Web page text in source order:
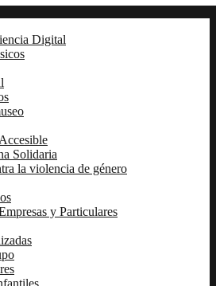
Digital
Solidaria
la violencia de género
y Particulares